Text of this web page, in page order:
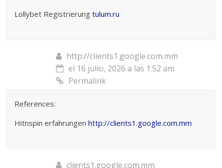
Lollybet Registrierungtulum.ru
http://clients1.google.com.mm
el 16 julio, 2026 a las 1:52 am
Permalink
References:
Hitnspin erfahrungenhttp://clients1.google.com.mm
clients1.google.com.mm